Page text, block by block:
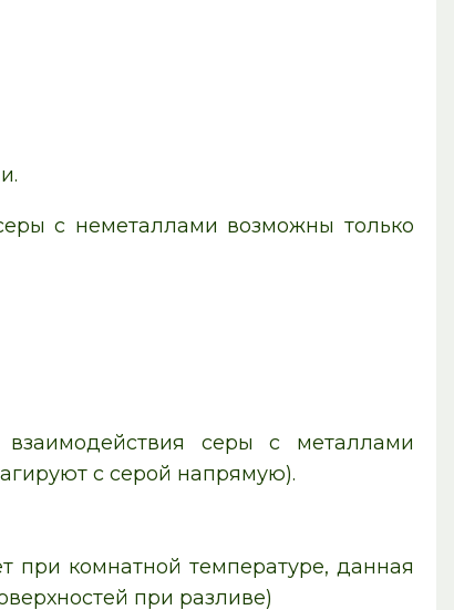
с неметаллами возможны только
серы с металлами
с серой напрямую).
при комнатной температуре, данная
при разливе)